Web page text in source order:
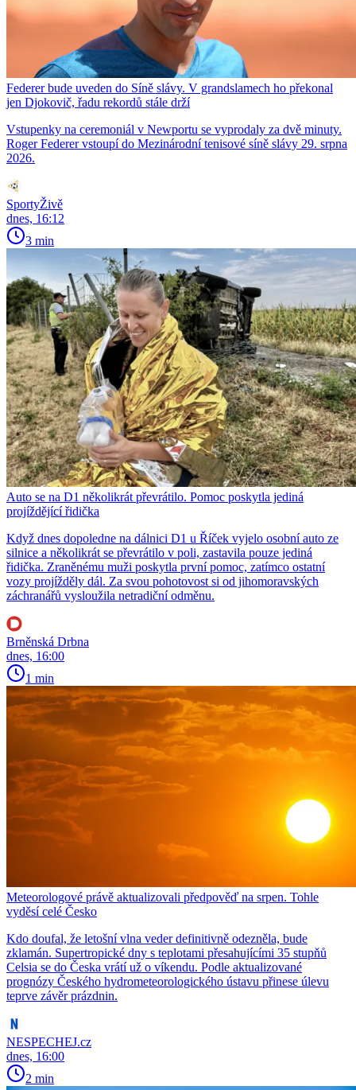
Federer bude uveden do Síně slávy. V grandslamech ho překonal
jen Djokovič, řadu rekordů stále drží
Vstupenky na ceremoniál v Newportu se vyprodaly za dvě minuty.
Roger Federer vstoupí do Mezinárodní tenisové síně slávy 29. srpna
2026.
SportyŽivě
dnes, 16:12
3 min
Auto se na D1 několikrát převrátilo. Pomoc poskytla jediná
projíždějící řidička
Když dnes dopoledne na dálnici D1 u Říček vyjelo osobní auto ze
silnice a několikrát se převrátilo v poli, zastavila pouze jediná
řidička. Zraněnému muži poskytla první pomoc, zatímco ostatní
vozy projížděly dál. Za svou pohotovost si od jihomoravských
záchranářů vysloužila netradiční odměnu.
Brněnská Drbna
dnes, 16:00
1 min
Meteorologové právě aktualizovali předpověď na srpen. Tohle
vyděsí celé Česko
Kdo doufal, že letošní vlna veder definitivně odezněla, bude
zklamán. Supertropické dny s teplotami přesahujícími 35 stupňů
Celsia se do Česka vrátí už o víkendu. Podle aktualizované
prognózy Českého hydrometeorologického ústavu přinese úlevu
teprve závěr prázdnin.
NESPECHEJ.cz
dnes, 16:00
2 min